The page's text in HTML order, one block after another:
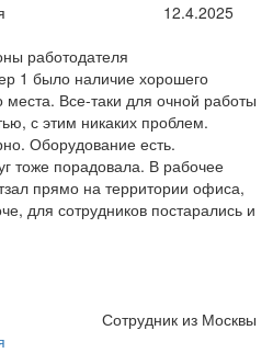
12.4.2025
работодателя
1 было наличие хорошего
места. Все-таки для очной работы
с этим никаких проблем.
Оборудование есть.
тоже порадовала. В рабочее
прямо на территории офиса,
для сотрудников постарались и
Сотрудник из Москвы